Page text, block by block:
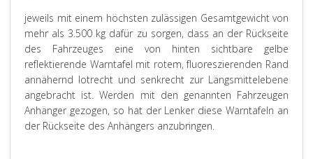
jeweils mit einem höchsten zulässigen Gesamtgewicht von
mehr als 3.500 kg dafür zu sorgen, dass an der Rückseite
des Fahrzeuges eine von hinten sichtbare gelbe
reflektierende Warntafel mit rotem, fluoreszierenden Rand
annähernd lotrecht und senkrecht zur Längsmittelebene
angebracht ist. Werden mit den genannten Fahrzeugen
Anhänger gezogen, so hat der Lenker diese Warntafeln an
der Rückseite des Anhängers anzubringen.